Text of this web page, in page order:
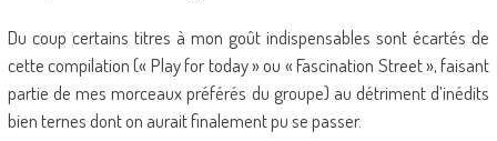
Du coup certains titres à mon goût indispensables sont écartés de
cette compilation (« Play for today » ou « Fascination Street », faisant
partie de mes morceaux préférés du groupe) au détriment d’inédits
bien ternes dont on aurait finalement pu se passer.